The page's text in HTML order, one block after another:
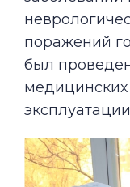
поражений
был